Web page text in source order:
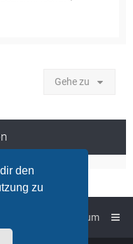
den
zu
Gehe zu
Impressum